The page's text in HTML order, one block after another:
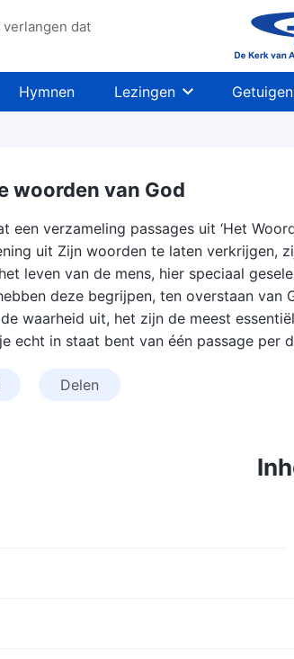
dat
Hymnen Lezingen
woorden van God
een verzameling passages uit ‘Het
uit Zijn woorden te laten verkrijgen,
leven van de mens, hier speciaal
deze begrijpen, ten overstaan
waarheid uit, het zijn de meest
echt in staat bent van één passage
Delen